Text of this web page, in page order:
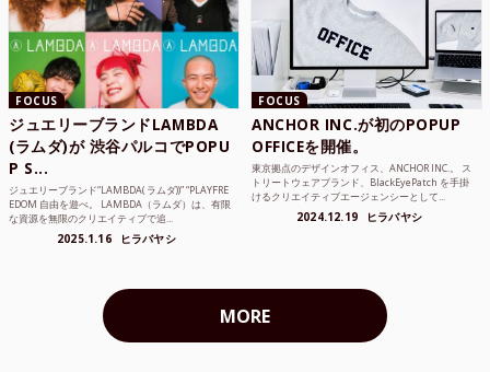
FOCUS
ジュエリーブランドLAMBDA
(ラムダ)が 渋谷パルコでPOPU
P S...
ジュエリーブランド“LAMBDA( ラムダ))” “PLAYFRE
EDOM 自由を遊べ。 LAMBDA（ラムダ）は、有限
な資源を無限のクリエイティブで追...
2025.1.16 ヒラバヤシ
FOCUS
ANCHOR INC.が初のPOPUP
OFFICEを開催。
東京拠点のデザインオフィス、ANCHOR INC.。 ス
トリートウェアブランド、BlackEyePatch を手掛
けるクリエイティブエージェンシーとして...
2024.12.19 ヒラバヤシ
MORE